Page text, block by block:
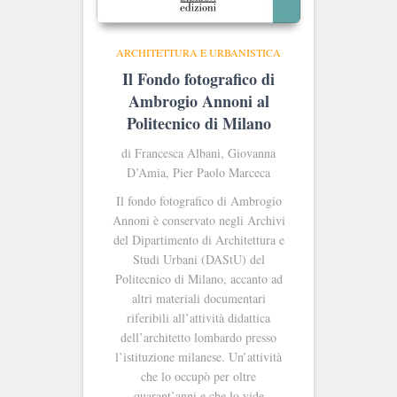
ARCHITETTURA E URBANISTICA
Il Fondo fotografico di
Ambrogio Annoni al
Politecnico di Milano
di Francesca Albani, Giovanna
D’Amia, Pier Paolo Marceca
Il fondo fotografico di Ambrogio
Annoni è conservato negli Archivi
del Dipartimento di Architettura e
Studi Urbani (DAStU) del
Politecnico di Milano, accanto ad
altri materiali documentari
riferibili all’attività didattica
dell’architetto lombardo presso
l’istituzione milanese. Un’attività
che lo occupò per oltre